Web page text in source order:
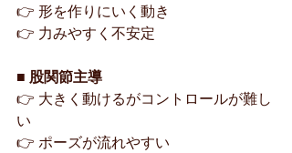
👉 形を作りにいく動き
👉 力みやすく不安定
■ 股関節主導
👉 大きく動けるがコントロールが難し
い
👉 ポーズが流れやすい